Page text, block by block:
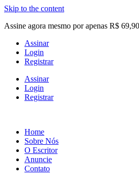
Skip to the content
Assine agora mesmo por apenas R$
Assinar
Login
Registrar
Assinar
Login
Registrar
Home
Sobre Nós
O Escritor
Anuncie
Contato